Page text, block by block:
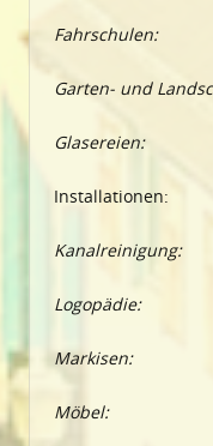
Fahrschulen:
Garten- und
Glasereien:
Installationen:
Kanalreinigung:
Logopädie:
Markisen:
Möbel: